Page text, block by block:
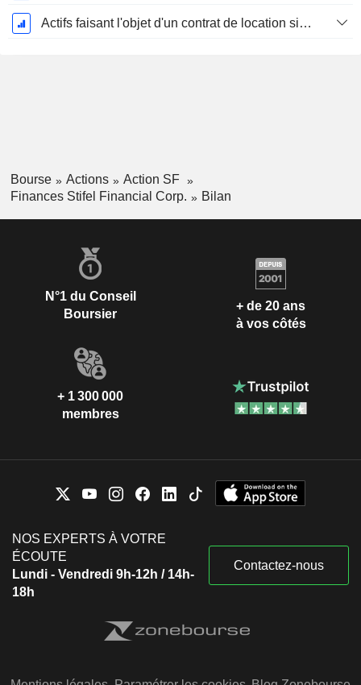
Actifs faisant l'objet d'un contrat de location simple - Amortissement cumulé
Bourse Actions
Action SF
Finances Stifel Financial Corp.
Bilan
N°1 du Conseil
Boursier
+ de 20 ans
à vos côtés
+ 1 300 000
membres
NOS EXPERTS À VOTRE
ÉCOUTE
Lundi - Vendredi 9h-12h / 14h-
18h
Contactez-nous